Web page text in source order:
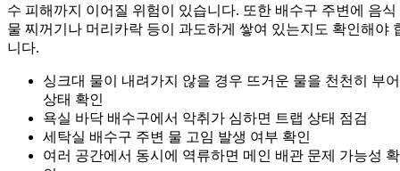
수 피해까지 이어질 위험이 있습니다. 또한 배수구 주변에 음식
물 찌꺼기나 머리카락 등이 과도하게 쌓여 있는지도 확인해야
니다.
싱크대 물이 내려가지 않을 경우 뜨거운 물을 천천히 부어
상태 확인
욕실 바닥 배수구에서 악취가 심하면 트랩 상태 점검
세탁실 배수구 주변 물 고임 발생 여부 확인
여러 공간에서 동시에 역류하면 메인 배관 문제 가능성 확